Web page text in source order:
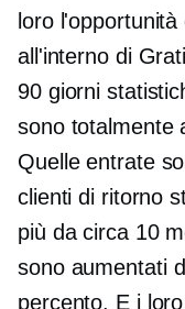
loro
all'interno di
90 giorni
sono totalmente
Quelle entrate
clienti di ritorno
più da circa 10
sono aumentati
percento. E i